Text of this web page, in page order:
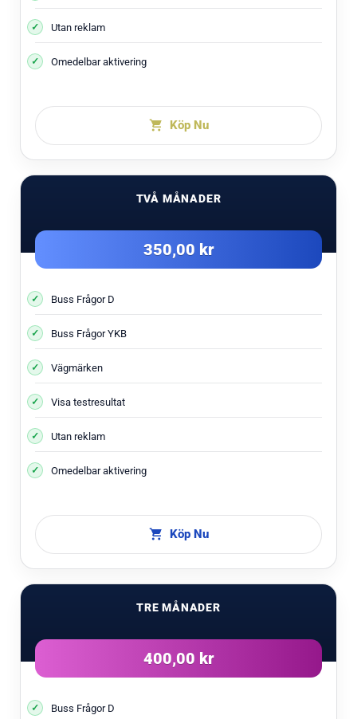
Utan reklam
Omedelbar aktivering
Köp Nu
TVÅ MÅNADER
350,00 kr
Buss Frågor D
Buss Frågor YKB
Vägmärken
Visa testresultat
Utan reklam
Omedelbar aktivering
Köp Nu
TRE MÅNADER
400,00 kr
Buss Frågor D